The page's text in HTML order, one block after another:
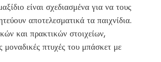
είναι σχεδιασμένα για να τους
αποτελεσματικά τα παιχνίδια.
και πρακτικών στοιχείων,
μοναδικές πτυχές του μπάσκετ με